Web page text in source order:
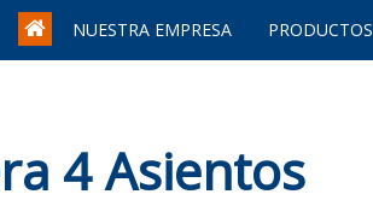
NUESTRA EMPRESA PRODUCTOS
4 Asientos